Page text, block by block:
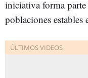
iniciativa forma
poblaciones estables